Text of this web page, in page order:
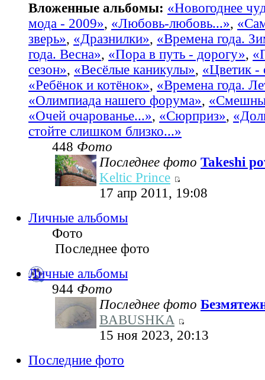
Вложенные альбомы: «Новогоднее
мода - 2009», «Любовь-любовь...»,
зверь», «Дразнилки», «Времена года.
года. Весна», «Пора в путь - дорогу»,
сезон», «Весёлые каникулы», «Цветик -
«Ребёнок и котёнок», «Времена года.
«Олимпиада нашего форума»,
«Очей очарованье...», «Сюрприз»,
стойте слишком близко...»
448 Фото
Последнее фото Takeshi
Keltic Prince
17 апр 2011, 19:08
Личные альбомы
Фото
Последнее фото
Личные альбомы
944 Фото
Последнее фото
BABUSHKA
15 ноя 2023, 20:13
Последние фото